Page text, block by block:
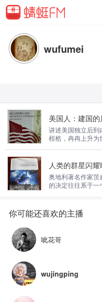
wufumei
美国人：建国的
讲述美国独立后
桎梏，冉冉上升为
人类的群星闪
奥地利著名作家
的决定往往系于
呲花哥
wujingping